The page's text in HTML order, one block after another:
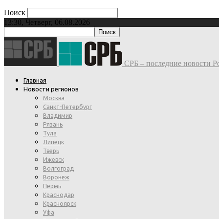
Поиск
13:30, Четверг, 06.08.2026
СРБ – последние новости
Главная
Новости регионов
Москва
Санкт-Петербург
Владимир
Рязань
Тула
Липецк
Тверь
Ижевск
Волгоград
Воронеж
Пермь
Краснодар
Красноярск
Уфа